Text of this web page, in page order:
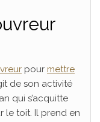
pour mettre
de son activité
qui s’acquitte
le toit. Il prend en